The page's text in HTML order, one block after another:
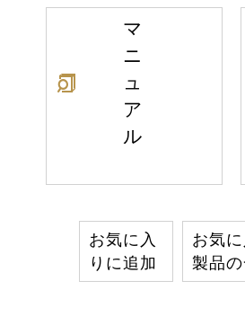
マ
ニ
ュ
ア
ル
お気に入
りに追加
お気
製品